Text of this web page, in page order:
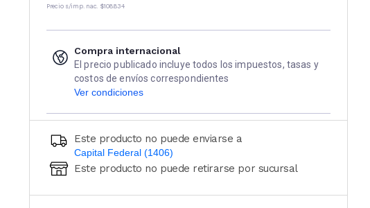
Precio s/imp. nac. $108.834
Compra internacional
El precio publicado incluye todos los impuestos, tasas y
costos de envíos correspondientes
Ver condiciones
Este producto no puede enviarse a
Capital Federal (1406)
Ingresá código postal (sólo números)
CALCULAR
Este producto no puede retirarse por sucursal